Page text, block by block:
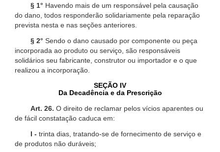
§ 1° Havendo mais de um responsável pela causação
do dano, todos responderão solidariamente pela reparação
prevista nesta e nas seções anteriores.
§ 2° Sendo o dano causado por componente ou peça
incorporada ao produto ou serviço, são responsáveis
solidários seu fabricante, construtor ou importador e o que
realizou a incorporação.
SEÇÃO IV
Da Decadência e da Prescrição
Art. 26. O direito de reclamar pelos vícios aparentes ou
de fácil constatação caduca em:
I - trinta dias, tratando-se de fornecimento de serviço e
de produtos não duráveis;